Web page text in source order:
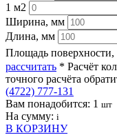
1 м2
Ширина, мм
Длина, мм
Площадь
рассчитать * Расчёт
точного расчёта
(4722) 777-131
Вам понадобится: 1 шт
На сумму: i
В КОРЗИНУ